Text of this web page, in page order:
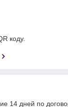
коду.
14 дней по